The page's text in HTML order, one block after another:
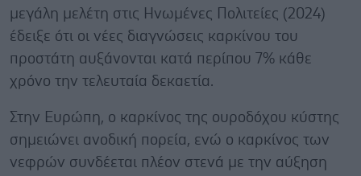
μεγάλη μελέτη στις Ηνωμένες Πολιτείες (2024)
έδειξε ότι οι νέες διαγνώσεις καρκίνου του
προστάτη αυξάνονται κατά περίπου 7% κάθε
χρόνο την τελευταία δεκαετία.
Στην Ευρώπη, ο καρκίνος της ουροδόχου κύστης
σημειώνει ανοδική πορεία, ενώ ο καρκίνος των
νεφρών συνδέεται πλέον στενά με την αύξηση